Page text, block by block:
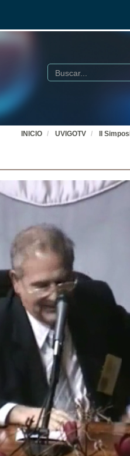
Buscar
INICIO UVIGOTV II